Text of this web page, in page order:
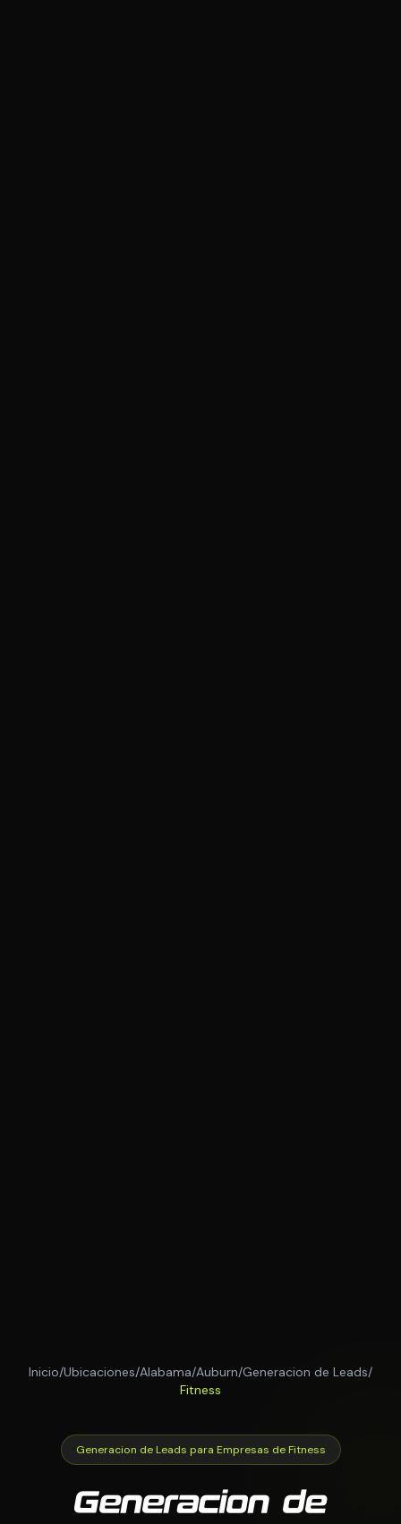
Inicio/Ubicaciones/Alabama/Auburn/Generacion de Leads/
Fitness
Generacion de Leads para Empresas de Fitness
Generacion de